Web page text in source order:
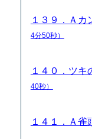
１３９．Ａ
4分50秒）
１４０．ツ
40秒）
１４１．Ａ